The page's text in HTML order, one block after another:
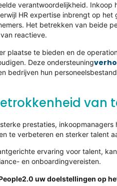
verantwoordelijkheid. Inkoop
HR expertise inbrengt op het
Het betrekken van beide
reactieve.
plaatse te bieden en de
Deze ondersteuning
bedrijven hun
van
prestaties, inkoopmanagers
te verbeteren en sterker talent
ervaring voor talent,
en onboardingvereisten.
uw doelstellingen op